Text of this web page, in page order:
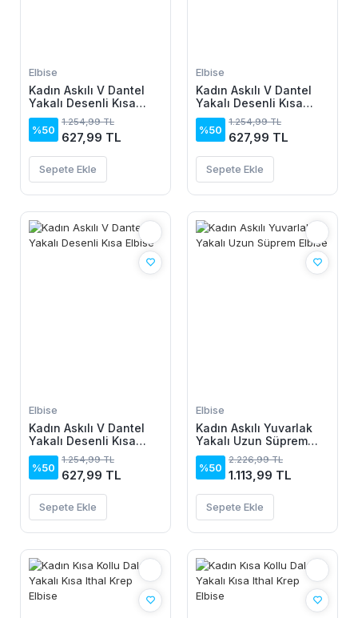
Elbise
Kadın Askılı V Dantel
Yakalı Desenli Kısa
Elbise
%50
1.254,99 TL
627,99 TL
Sepete Ekle
Elbise
Kadın Askılı V Dantel
Yakalı Desenli Kısa
Elbise
%50
1.254,99 TL
627,99 TL
Sepete Ekle
Elbise
Kadın Askılı V Dantel
Yakalı Desenli Kısa
Elbise
%50
1.254,99 TL
627,99 TL
Sepete Ekle
Elbise
Kadın Askılı Yuvarlak
Yakalı Uzun Süprem
Elbise
%50
2.226,99 TL
1.113,99 TL
Sepete Ekle